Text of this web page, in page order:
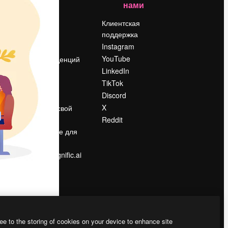
Цены
Reviews
Вакансии
Поиск тенденций
Блог
События
Продайте свой
контент
Помещение для
Ищете magnific.ai
нами
Клиентская
поддержка
Instagram
YouTube
LinkedIn
TikTok
Discord
X
Reddit
to the storing of cookies on your device to enhance site